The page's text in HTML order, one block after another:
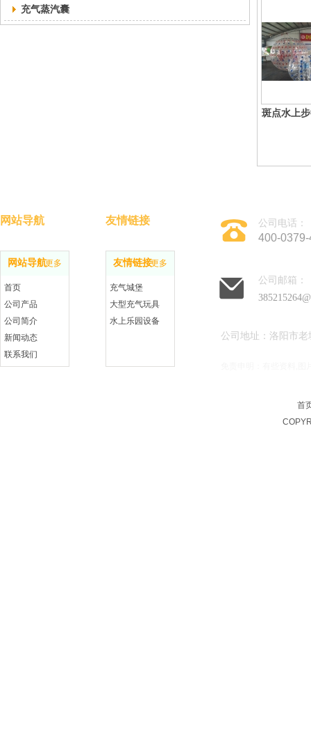
充气蒸汽囊
斑点水上
网站导航更多
首页
公司产品
公司简介
新闻动态
联系我们
友情链接更多
充气城堡
大型充气玩具
水上乐园设备
网站导航 友情链接 公司电话：
400-
公司邮箱：
公司地址：洛阳市
首